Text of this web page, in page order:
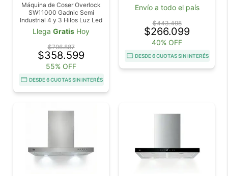
Máquina de Coser Overlock
SW11000 Gadnic Semi
Industrial 4 y 3 Hilos Luz Led
Pedal 1000 Ppm
Llega Gratis Hoy
$796.887
$358.599
55% OFF
DESDE 6 CUOTAS SIN INTERÉS
Envío a todo el país
$443.498
$266.099
40% OFF
DESDE 6 CUOTAS SIN INTERÉS